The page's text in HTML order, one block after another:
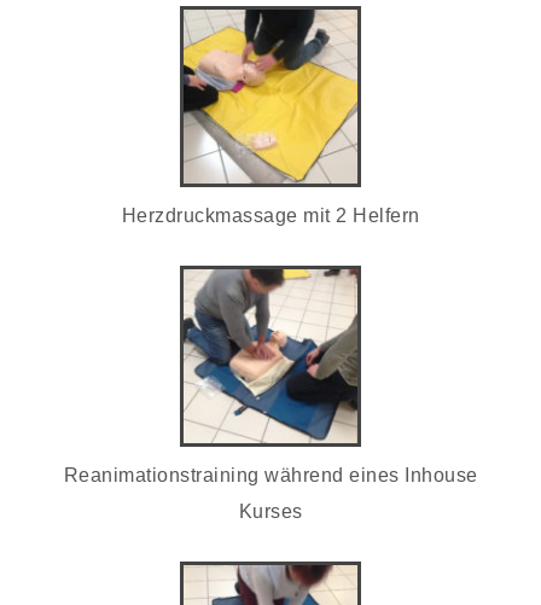
Herzdruckmassage mit 2 Helfern
Reanimationstraining während eines Inhouse
Kurses